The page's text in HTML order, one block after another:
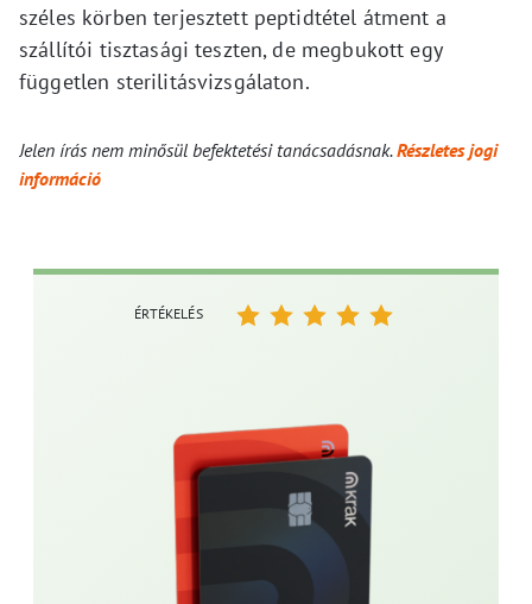
széles körben terjesztett peptidtétel átment a
szállítói tisztasági teszten, de megbukott egy
független sterilitásvizsgálaton.
Jelen írás nem minősül befektetési tanácsadásnak.Részletes jogi
információ
ÉRTÉKELÉS